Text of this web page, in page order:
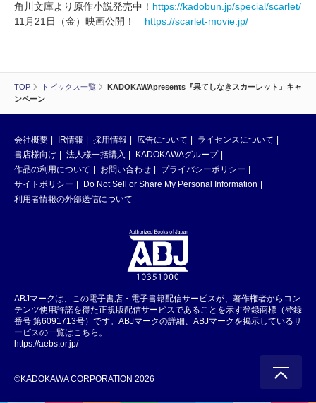
TOP トピックス一覧
KADOKAWApresents『果てしなきスカーレット』キャ
ンペーン
角川文庫より原作小説発売中！ https://kadobun.jp/special/scarlet/
11月21日（金）映画公開！ https://scarlet-movie.jp/
会社概要 IR情報 採用情報 広告について
ライセンスについて
書店様向け
法人様一括購入
KADOKAWAグループ
作品の利用について
お問い合わせ
プライバシーポリシー
サイトポリシー
Do Not Sell or Share My Personal Information
利用者情報の外部送信について
ABJマークは、この電子書店・電子書籍配信サービスが、著作権者からコン
テンツ使用許諾を得た正規版配信サービスであることを示す登録商標（登録
番号 第6091713号）です。ABJマークの詳細、ABJマークを掲示しているサ
ービスの一覧はこちら。
https://aebs.or.jp/
©KADOKAWA CORPORATION 2026